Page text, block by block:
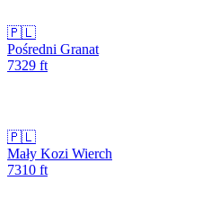
🇵🇱
Pośredni Granat
7329 ft
🇵🇱
Mały Kozi Wierch
7310 ft